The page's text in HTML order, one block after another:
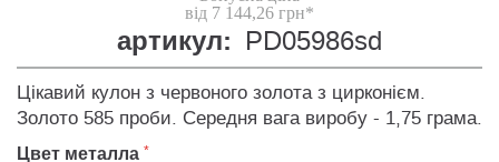
від 7 144,26 грн*
артикул: PD05986sd
Цікавий кулон з червоного золота з цирконієм.
Золото 585 проби. Середня вага виробу - 1,75 грама.
Цвет металла